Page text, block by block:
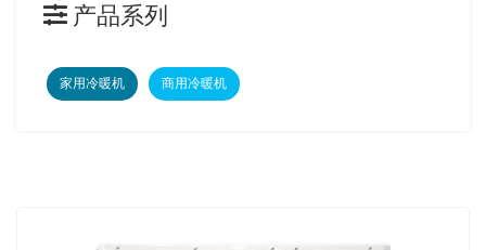
产品系列
家用冷暖机 商用冷暖机